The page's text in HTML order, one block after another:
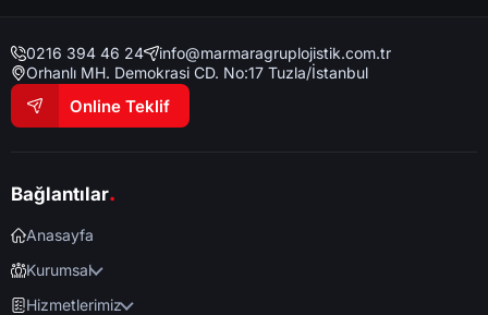
0216 394 46 24
info@marmaragruplojistik.com.tr
Orhanlı MH. Demokrasi CD. No:17 Tuzla/İstanbul
Online Teklif
Bağlantılar.
Anasayfa
Kurumsal
Hizmetlerimiz